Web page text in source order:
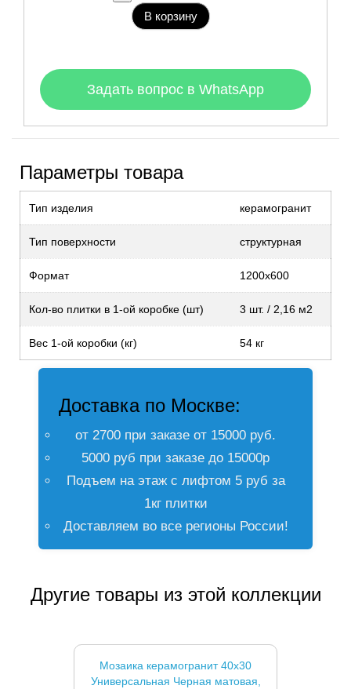
В корзину
Задать вопрос в WhatsApp
Параметры товара
Тип изделия керамогранит
Тип поверхности структурная
Формат 1200х600
Кол-во плитки в 1-ой коробке (шт) 3 шт. / 2,16 м2
Вес 1-ой коробки (кг) 54 кг
Доставка по Москве:
от 2700 при заказе от 15000 руб.
5000 руб при заказе до 15000р
Подъем на этаж с лифтом 5 руб за
1кг плитки
Доставляем во все регионы России!
Другие товары из этой коллекции
Мозаика керамогранит 40x30
Универсальная Черная матовая,